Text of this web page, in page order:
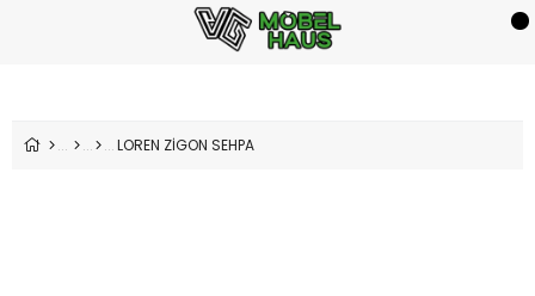
LOREN ZİGON SEHPA